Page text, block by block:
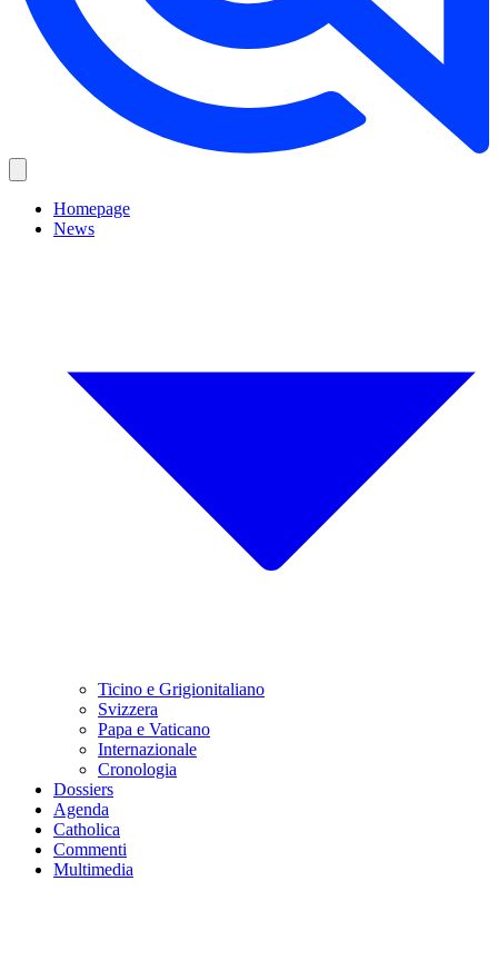
Homepage
News
Ticino e Grigionitaliano
Svizzera
Papa e Vaticano
Internazionale
Cronologia
Dossiers
Agenda
Catholica
Commenti
Multimedia